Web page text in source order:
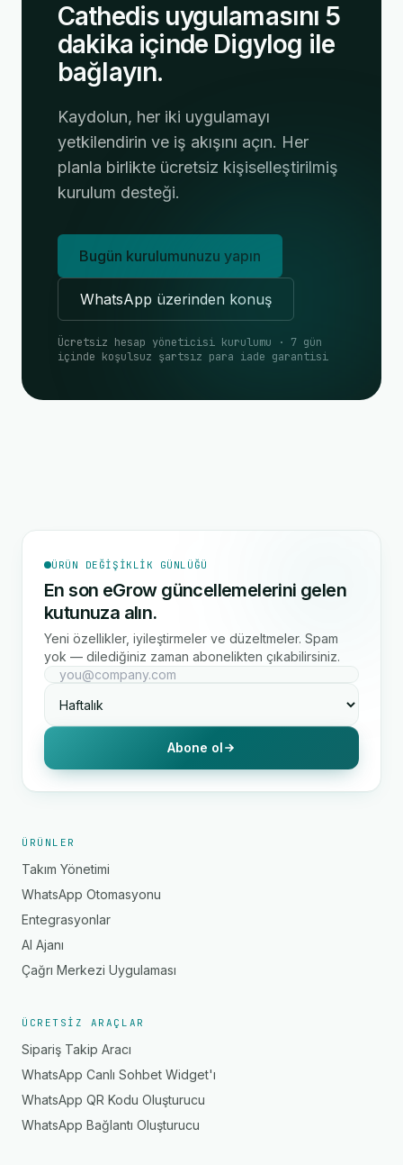
Cathedis uygulamasını 5
dakika içinde Digylog ile
bağlayın.
Kaydolun, her iki uygulamayı
yetkilendirin ve iş akışını açın. Her
planla birlikte ücretsiz kişiselleştirilmiş
kurulum desteği.
Bugün kurulumunuzu yapın
WhatsApp üzerinden konuş
Ücretsiz hesap yöneticisi kurulumu · 7 gün
içinde koşulsuz şartsız para iade garantisi
ÜRÜN DEĞIŞIKLIK GÜNLÜĞÜ
En son eGrow güncellemelerini gelen
kutunuza alın.
Yeni özellikler, iyileştirmeler ve düzeltmeler. Spam
yok — dilediğiniz zaman abonelikten çıkabilirsiniz.
Abone ol
ÜRÜNLER
Takım Yönetimi
WhatsApp Otomasyonu
Entegrasyonlar
AI Ajanı
Çağrı Merkezi Uygulaması
ÜCRETSIZ ARAÇLAR
Sipariş Takip Aracı
WhatsApp Canlı Sohbet Widget'ı
WhatsApp QR Kodu Oluşturucu
WhatsApp Bağlantı Oluşturucu